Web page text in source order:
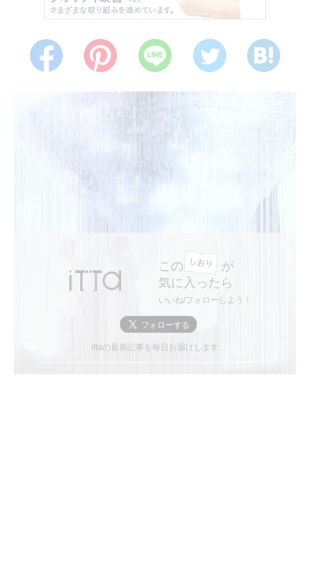
この
が
気に入ったら
いいね/フォローしよう！
ittaの最新記事を毎日お届けします